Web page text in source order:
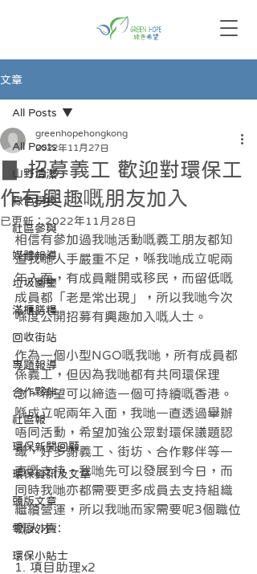
文章
All Posts
山野清潔
綠色學校
社區參與
媒體報導
垃圾圖鑒
滿櫃膳糧
回收街站
專題報導
合作夥伴
社區報
環保新聞回顧
環保資訊及文章
頭版文章
零廢外賣
環保小貼士
All Posts
▊ 招募義工 歡迎對環保工
作有興趣嘅朋友加入
greenhopehongkong
2022年11月27日
已更新： 2022年11月28日
相信有參加過我哋活動嘅義工朋友都知
道我哋人手嚴重不足，喺我哋成立呢兩
年入面，有成員離開或移民，而留低嘅
成員都「老是常出現」，所以我哋今次
喺度公開招募有興趣加入嘅人士。
作為一個小型NGO嘅我哋，所有成員都
係義工，但因為我哋都有共同環保理
念，希望可以締造一個可持續嘅香港。
喺成立呢兩年入面，我哋一直透過舉辦
唔同活動，希望加強公眾對環保議題認
識，好多謝義工、街坊、合作夥伴等一
直嘅支持，我哋先可以發展到今日，而
同時我哋亦都需要更多成員去支持組織
繼續營運，所以我哋而家需要呢3個職位
嘅人才：
1. 項目助理x2